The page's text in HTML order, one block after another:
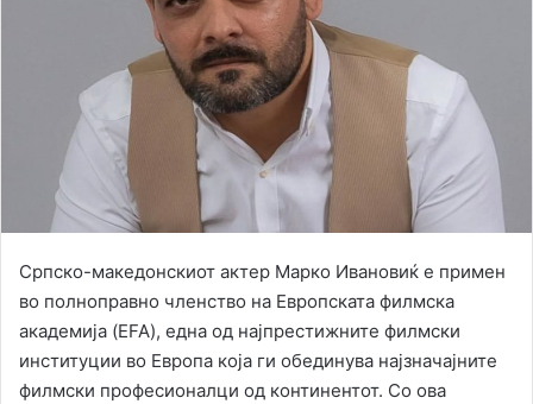
Српско-македонскиот актер Марко Ивановиќ е примен
во полноправно членство на Европската филмска
академија (EFA), една од најпрестижните филмски
институции во Европа која ги обединува најзначајните
филмски професионалци од континентот. Со ова